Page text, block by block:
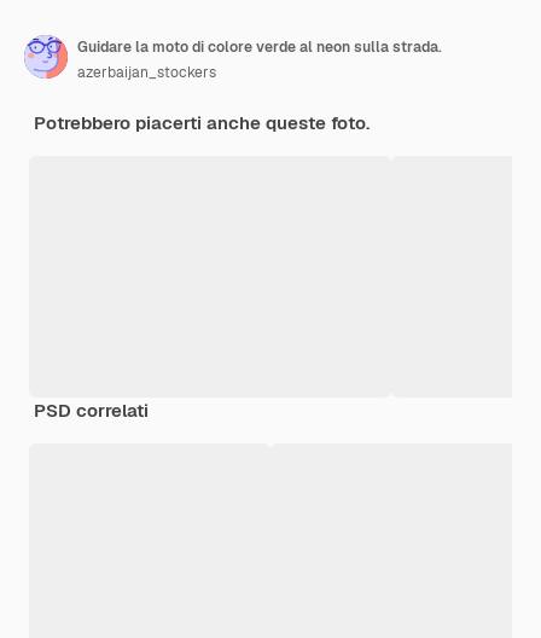
Guidare la moto di colore verde al neon sulla strada.
azerbaijan_stockers
Potrebbero piacerti anche queste foto.
PSD correlati